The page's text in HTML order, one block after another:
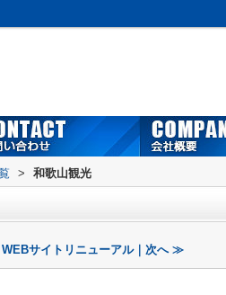
> 和歌山観光
WEBサイトリニューアル｜次へ ≫